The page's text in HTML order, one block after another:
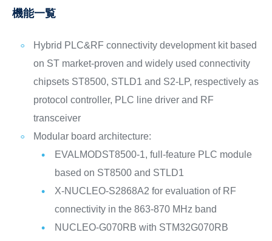
機能一覧
Hybrid PLC&RF connectivity development kit based
on ST market-proven and widely used connectivity
chipsets ST8500, STLD1 and S2-LP, respectively as
protocol controller, PLC line driver and RF
transceiver
Modular board architecture:
EVALMODST8500-1, full-feature PLC module
based on ST8500 and STLD1
X-NUCLEO-S2868A2 for evaluation of RF
connectivity in the 863-870 MHz band
NUCLEO-G070RB with STM32G070RB